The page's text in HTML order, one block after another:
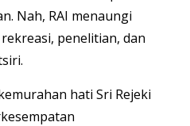
Nah, RAI menaungi
penelitian, dan
hati Sri Rejeki